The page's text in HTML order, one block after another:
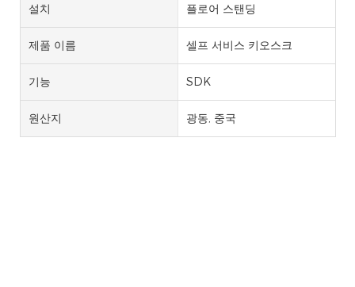
설치 플로어 스탠딩
제품 이름 셀프 서비스 키오스크
기능 SDK
원산지 광동, 중국